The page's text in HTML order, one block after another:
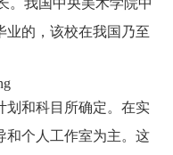
业的，该校在我国乃至
划和科目所确定。在实
和个人工作室为主。这